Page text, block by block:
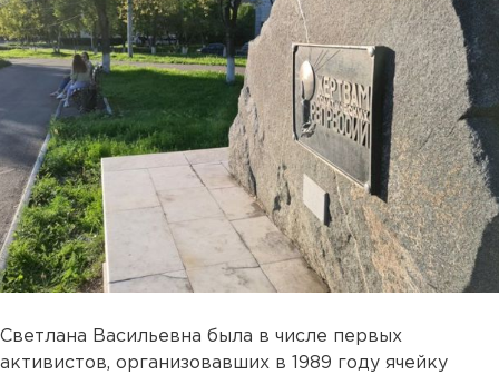
Светлана Васильевна была в числе первых
активистов, организовавших в 1989 году ячейку